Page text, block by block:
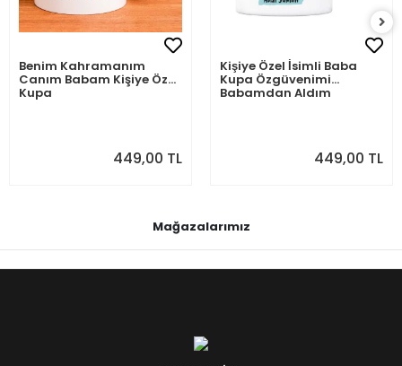
Benim Kahramanım
Canım Babam Kişiye Özel
Kupa
449,00 TL
Kişiye Özel İsimli Baba
Kupa Özgüvenimi
Babamdan Aldım
449,00 TL
Mağazalarımız